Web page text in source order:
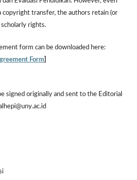
copyright transfer, the authors retain (or
rights.
form can be downloaded here:
Form]
signed originally and sent to the Editorial